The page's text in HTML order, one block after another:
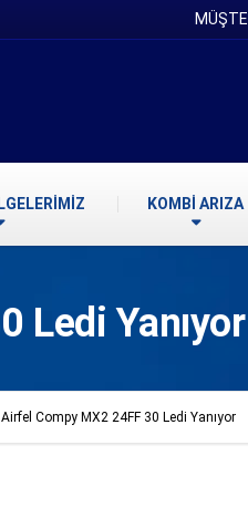
KOMBİ ARIZA
Ledi Yanıyor
Airfel Compy MX2 24FF 30 Ledi Yanıyor